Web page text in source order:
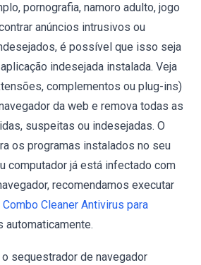
pornografia, namoro adulto, jogo
anúncios intrusivos ou
é possível que isso seja
indesejada instalada. Veja
complementos ou plug-ins)
da web e remova todas as
suspeitas ou indesejadas. O
os programas instalados no seu
computador já está infectado com
recomendamos executar
Combo Cleaner Antivirus para
automaticamente.
sequestrador de navegador